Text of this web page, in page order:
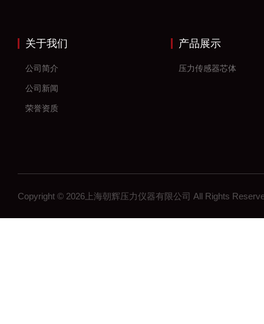
关于我们
公司简介
公司新闻
荣誉资质
产品展示
压力传感器芯体
Copyright © 2026上海朝辉压力仪器有限公司 All Rights